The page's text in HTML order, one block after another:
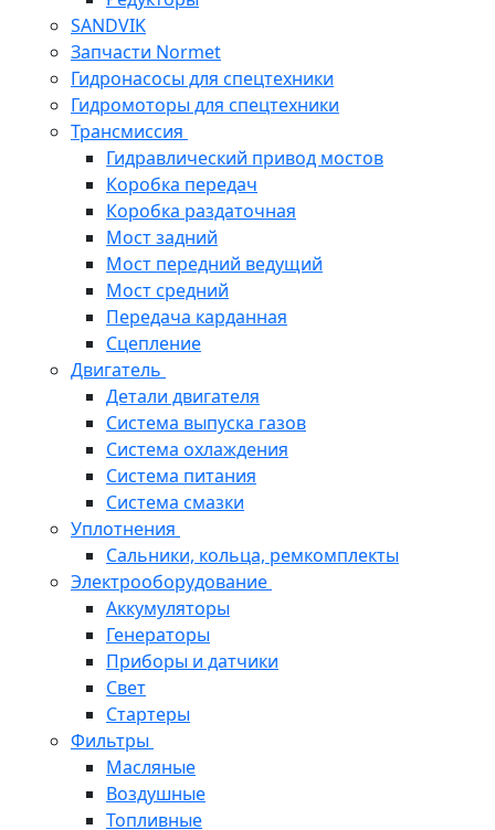
SANDVIK
Запчасти Normet
Гидронасосы для спецтехники
Гидромоторы для спецтехники
Трансмиссия
Гидравлический привод мостов
Коробка передач
Коробка раздаточная
Мост задний
Мост передний ведущий
Мост средний
Передача карданная
Сцепление
Двигатель
Детали двигателя
Система выпуска газов
Система охлаждения
Система питания
Система смазки
Уплотнения
Сальники, кольца, ремкомплекты
Электрооборудование
Аккумуляторы
Генераторы
Приборы и датчики
Свет
Стартеры
Фильтры
Масляные
Воздушные
Топливные